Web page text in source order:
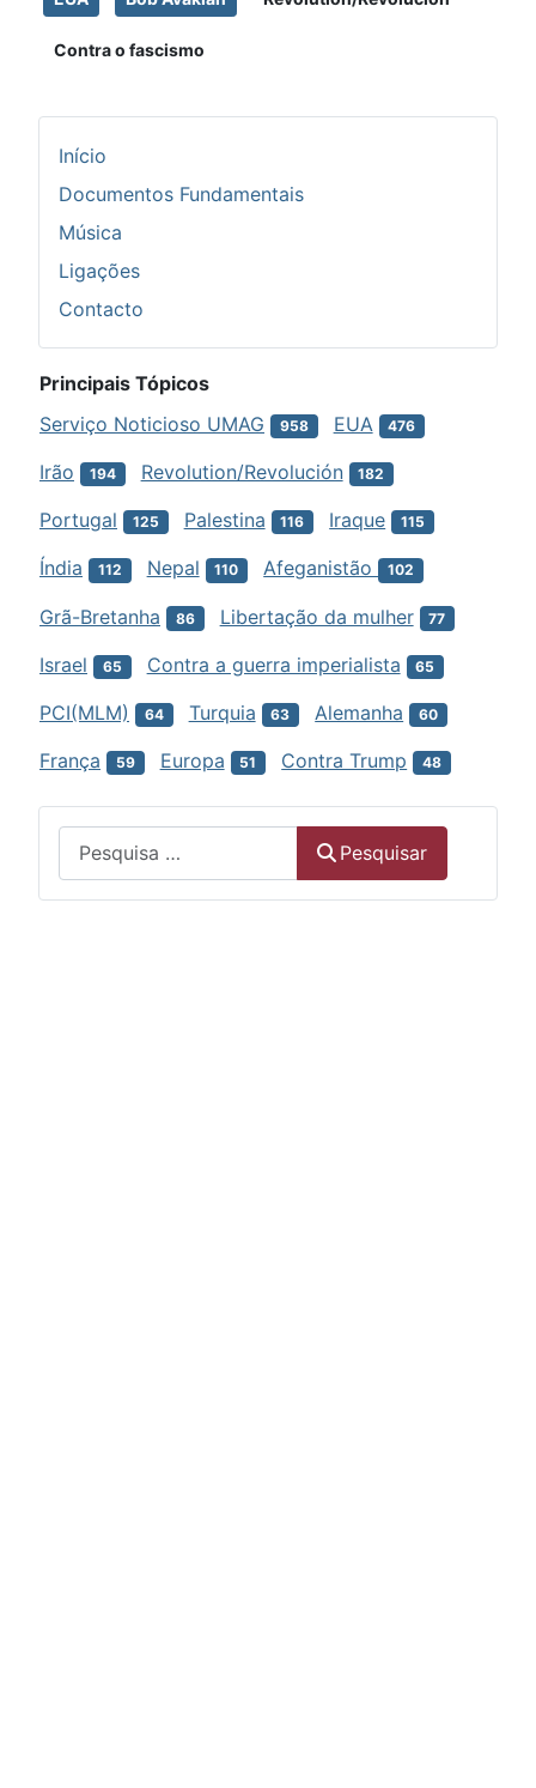
Contra o fascismo
Início
Documentos Fundamentais
Música
Ligações
Contacto
Principais Tópicos
Serviço Noticioso UMAG
958 EUA 476
Irão 194 Revolution/Revolución 182
Portugal 125 Palestina 116 Iraque 115
Índia 112 Nepal 110 Afeganistão 102
Grã-Bretanha 86 Libertação da mulher 77
Israel 65 Contra a guerra imperialista 65
PCI(MLM) 64 Turquia 63 Alemanha 60
França 59 Europa 51 Contra Trump 48
Pesquisar